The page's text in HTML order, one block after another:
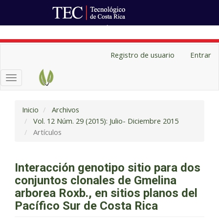
Contenido
principal
lateral
Registro de usuario Entrar
Toggle
navigation
Inicio
Archivos
Vol. 12 Núm. 29 (2015): Julio- Diciembre 2015
Artículos
Interacción genotipo sitio para dos
conjuntos clonales de Gmelina
arborea Roxb., en sitios planos del
Pacífico Sur de Costa Rica